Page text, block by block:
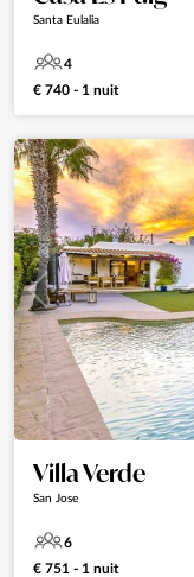
Santa Eulalia
4
€ 740 - 1 nuit
Villa Verde
San Jose
6
€ 751 - 1 nuit